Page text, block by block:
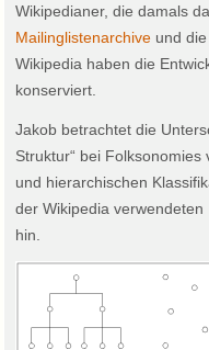
Wikipedianer, die damals
Mailinglistenarchive und
Wikipedia haben die
konserviert.
Jakob betrachtet die
Struktur“ bei Folksonomies
und hierarchischen
der Wikipedia verwendeten
hin.